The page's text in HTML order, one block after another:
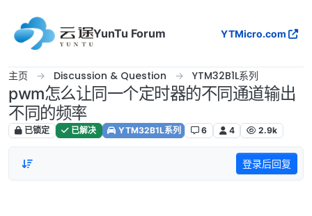
YunTu Forum
YTMicro.com
主页 Discussion & Question YTM32B1L系列
pwm怎么让同一个定时器的不同通道输出
不同的频率
已锁定 已解决 YTM32B1L系列 6 4 2.9k
登录后回复